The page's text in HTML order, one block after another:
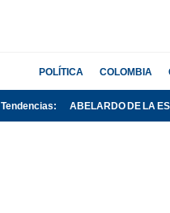
POLÍTICA COLOMBIA
Tendencias: ABELARDO DE LA